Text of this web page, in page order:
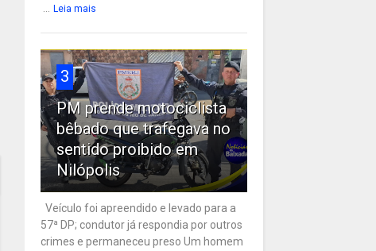
... Leia mais
3
PM prende motociclista
bêbado que trafegava no
sentido proibido em
Nilópolis
Veículo foi apreendido e levado para a
57ª DP; condutor já respondia por outros
crimes e permaneceu preso Um homem